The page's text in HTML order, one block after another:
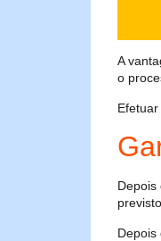
A
o
Depois
Depois